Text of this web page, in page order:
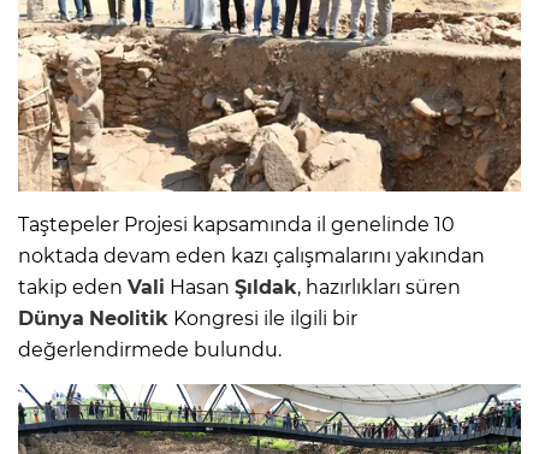
Taştepeler Projesi kapsamında il genelinde 10
noktada devam eden kazı çalışmalarını yakından
takip eden Vali Hasan Şıldak, hazırlıkları süren
Dünya Neolitik Kongresi ile ilgili bir
değerlendirmede bulundu.